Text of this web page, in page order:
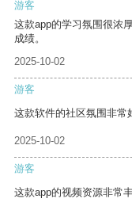
游客
这款app的学习氛围很浓
成绩。
2025-10-02
游客
这款软件的社区氛围非常
2025-10-02
游客
这款app的视频资源非常